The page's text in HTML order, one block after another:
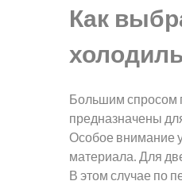
Как
Большим спросом
предназначены
Особое внимание
материала. Для
В этом случае по